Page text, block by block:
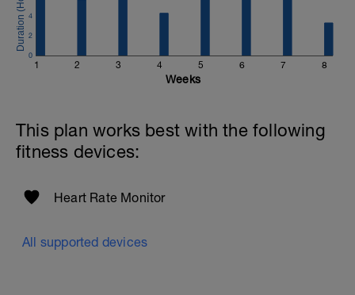
1 2 3 4 5 6 7 8
0
2
4
Weeks
This plan works best with the following
fitness devices:
Heart Rate Monitor
All supported devices